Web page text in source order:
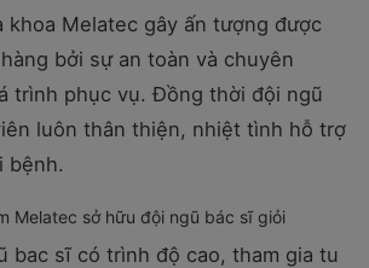
khoa Melatec gây ấn tượng được
bởi sự an toàn và chuyên
trình phục vụ. Đồng thời đội ngũ
luôn thân thiện, nhiệt tình hỗ trợ
bệnh.
Melatec sở hữu đội ngũ bác sĩ giỏi
bac sĩ có trình độ cao, tham gia tu